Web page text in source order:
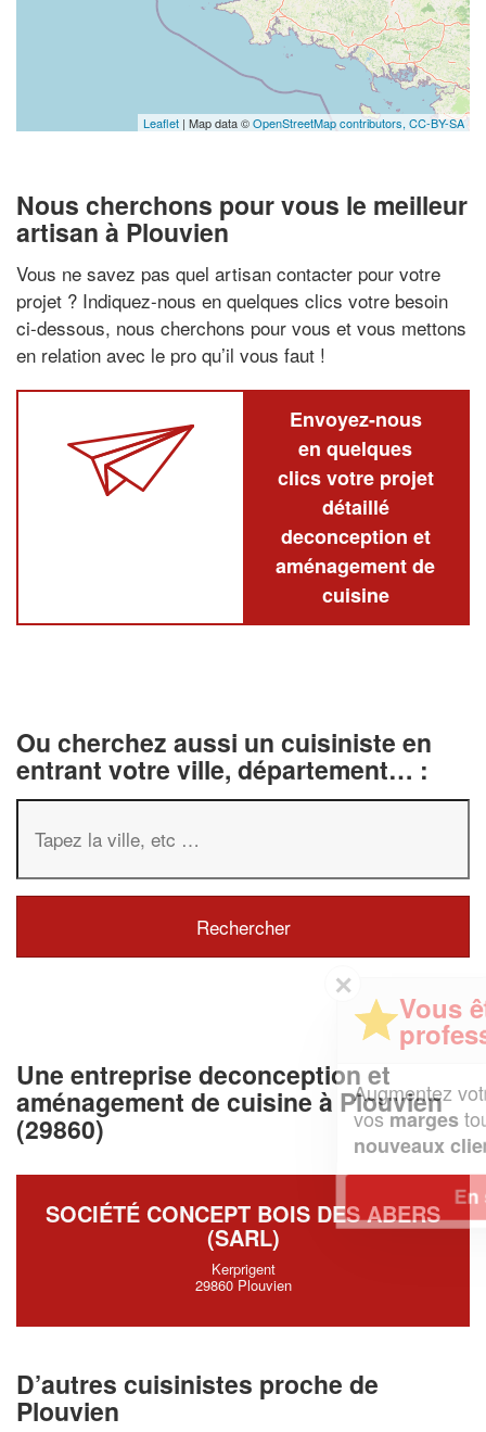
Leaflet | Map data ©OpenStreetMap contributors, CC-BY-SA
Nous cherchons pour vous le meilleur
artisan à Plouvien
Vous ne savez pas quel artisan contacter pour votre
projet ? Indiquez-nous en quelques clics votre besoin
ci-dessous, nous cherchons pour vous et vous mettons
en relation avec le pro qu’il vous faut !
Envoyez-nous
en quelques
clics votre projet
détaillé
deconception et
aménagement de
cuisine
Ou cherchez aussi un cuisiniste en
entrant votre ville, département… :
Une entreprise deconception et
aménagement de cuisine à Plouvien
(29860)
SOCIÉTÉ CONCEPT BOIS DES ABERS
(SARL)
Kerprigent
29860 Plouvien
D’autres cuisinistes proche de
Plouvien
professionnel ?
Augmentez votrechiffre d'affaireset
vosmargestout en gagnant de